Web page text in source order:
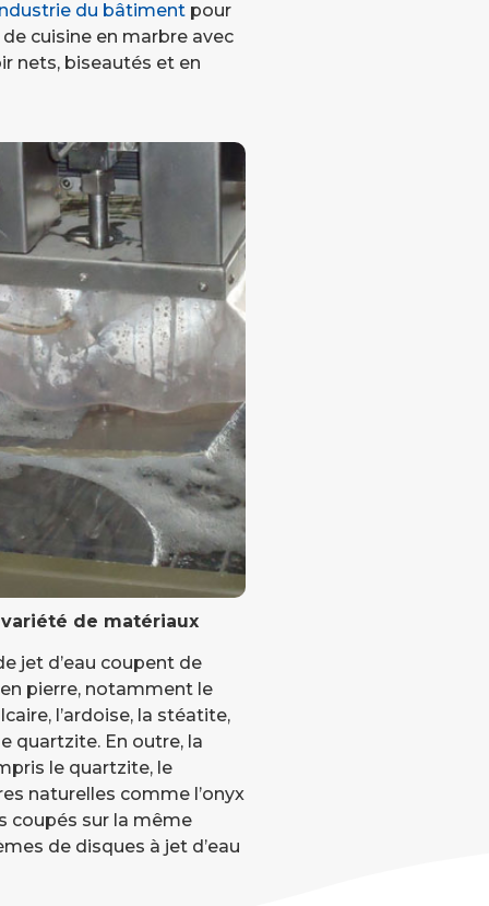
du bâtimentpour
cuisine en marbre avec
nets, biseautés et en
de matériaux
jet d’eau coupent de
pierre, notamment le
l’ardoise, la stéatite,
quartzite. En outre, la
le quartzite, le
naturelles comme l’onyx
coupés sur la même
de disques à jet d’eau